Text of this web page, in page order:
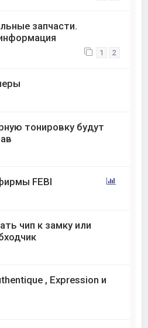
запчасти.
1 2
тонировку будут
FEBI
чип к замку или
, Expression и